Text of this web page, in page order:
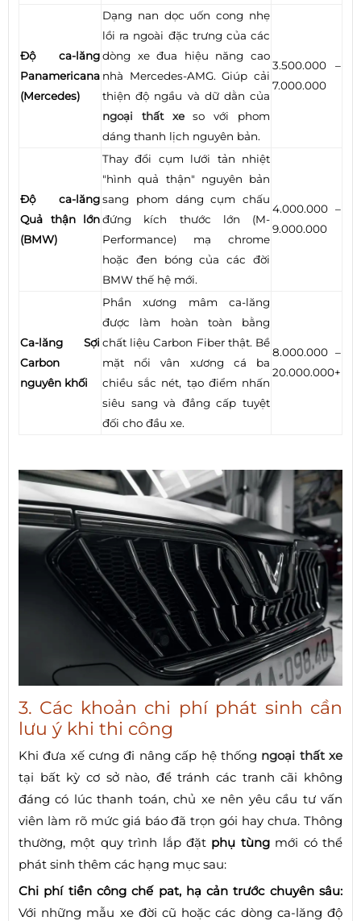
Độ ca-lăng
Panamericana
(Mercedes)
Dạng nan dọc uốn cong nhẹ
lồi ra ngoài đặc trưng của các
dòng xe đua hiệu năng cao
nhà Mercedes-AMG. Giúp cải
thiện độ ngầu và dữ dằn của
ngoại thất xeso với phom
dáng thanh lịch nguyên bản.
3.500.000 –
7.000.000
Độ ca-lăng
Quả thận lớn
(BMW)
Thay đổi cụm lưới tản nhiệt
"hình quả thận" nguyên bản
sang phom dáng cụm chấu
đứng kích thước lớn (M-
Performance) mạ chrome
hoặc đen bóng của các đời
BMW thế hệ mới.
4.000.000 –
9.000.000
Ca-lăng Sợi
Carbon
nguyên khối
Phần xương mâm ca-lăng
được làm hoàn toàn bằng
chất liệu Carbon Fiber thật. Bề
mặt nổi vân xương cá ba
chiều sắc nét, tạo điểm nhấn
siêu sang và đẳng cấp tuyệt
đối cho đầu xe.
8.000.000 –
20.000.000+
3. Các khoản chi phí phát sinh cần
lưu ý khi thi công
Khi đưa xế cưng đi nâng cấp hệ thống ngoại thất xe
tại bất kỳ cơ sở nào, để tránh các tranh cãi không
đáng có lúc thanh toán, chủ xe nên yêu cầu tư vấn
viên làm rõ mức giá báo đã trọn gói hay chưa. Thông
thường, một quy trình lắp đặt phụ tùngmới có thể
phát sinh thêm các hạng mục sau:
Chi phí tiền công chế pat, hạ cản trước chuyên sâu:
Với những mẫu xe đời cũ hoặc các dòng ca-lăng độ